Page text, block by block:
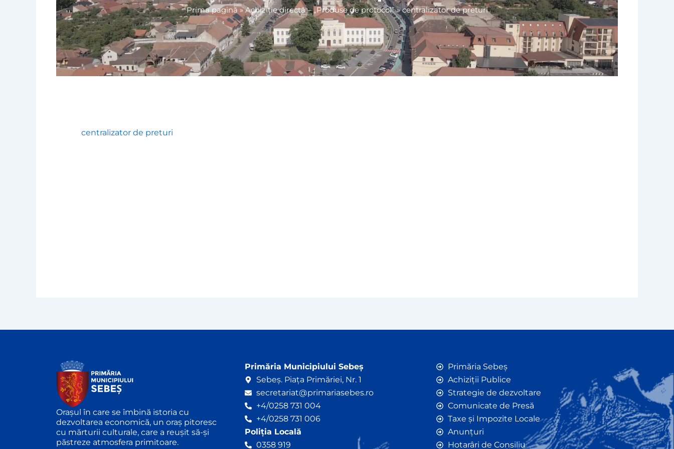
Prima pagină»Achiziție directă – „Produse de protocol”»centralizator de preturi
centralizator de preturi
Orașul în care se îmbină istoria cu
dezvoltarea economică, un oraș pitoresc
cu mărturii culturale, care a reușit să-și
păstreze atmosfera primitoare.
Primăria Municipiului Sebeș
Sebeș. Piața Primăriei, Nr. 1
secretariat@primariasebes.ro
+4/0258 731 004
+4/0258 731 006
Poliția Locală
0358 919
Primăria Sebeș
Achiziții Publice
Strategie de dezvoltare
Comunicate de Presă
Taxe și Impozite Locale
Anunțuri
Hotarâri de Consiliu